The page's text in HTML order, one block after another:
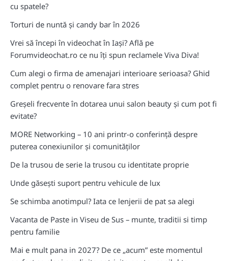
cu spatele?
Torturi de nuntă și candy bar în 2026
Vrei să începi în videochat în Iași? Află pe
Forumvideochat.ro ce nu îți spun reclamele Viva Diva!
Cum alegi o firma de amenajari interioare serioasa? Ghid
complet pentru o renovare fara stres
Greșeli frecvente în dotarea unui salon beauty și cum pot fi
evitate?
MORE Networking – 10 ani printr-o conferință despre
puterea conexiunilor și comunităților
De la trusou de serie la trusou cu identitate proprie
Unde găsești suport pentru vehicule de lux
Se schimba anotimpul? Iata ce lenjerii de pat sa alegi
Vacanta de Paste in Viseu de Sus – munte, traditii si timp
pentru familie
Mai e mult pana in 2027? De ce „acum” este momentul